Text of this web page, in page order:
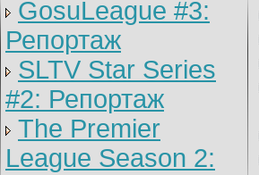
GosuLeague #3:
Репортаж
SLTV Star Series
#2: Репортаж
The Premier
League Season 2: